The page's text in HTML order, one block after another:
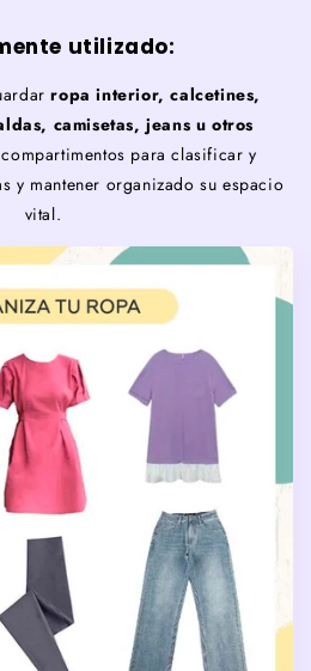
utilizado:
ropa interior, calcetines,
camisetas, jeans u otros
para clasificar y
y mantener organizado su espacio
vital.